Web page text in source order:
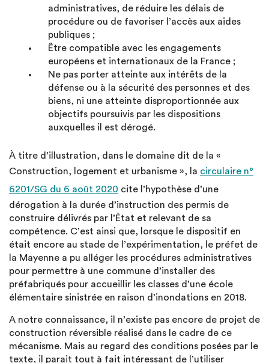
administratives, de réduire les délais de
procédure ou de favoriser l’accès aux aides
publiques ;
Être compatible avec les engagements
européens et internationaux de la France ;
Ne pas porter atteinte aux intérêts de la
défense ou à la sécurité des personnes et des
biens, ni une atteinte disproportionnée aux
objectifs poursuivis par les dispositions
auxquelles il est dérogé.
À titre d’illustration, dans le domaine dit de la «
Construction, logement et urbanisme », la circulaire n°
6201/SG du 6 août 2020 cite l’hypothèse d’une
dérogation à la durée d’instruction des permis de
construire délivrés par l’État et relevant de sa
compétence. C’est ainsi que, lorsque le dispositif en
était encore au stade de l’expérimentation, le préfet de
la Mayenne a pu alléger les procédures administratives
pour permettre à une commune d’installer des
préfabriqués pour accueillir les classes d’une école
élémentaire sinistrée en raison d’inondations en 2018.
A notre connaissance, il n’existe pas encore de projet de
construction réversible réalisé dans le cadre de ce
mécanisme. Mais au regard des conditions posées par le
texte, il parait tout à fait intéressant de l’utiliser